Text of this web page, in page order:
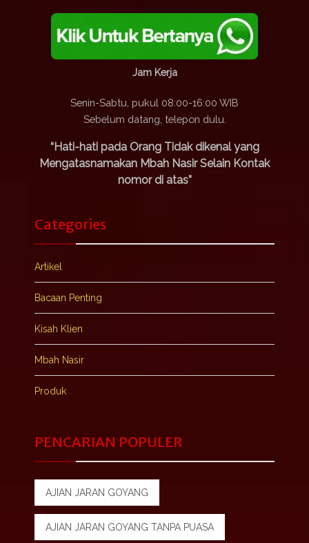
Jam Kerja
Senin-Sabtu, pukul 08:00-16:00 WIB
Sebelum datang, telepon dulu.
“Hati-hati pada Orang Tidak dikenal yang
Mengatasnamakan Mbah Nasir Selain Kontak
nomor di atas”
Categories
Artikel
Bacaan Penting
Kisah Klien
Mbah Nasir
Produk
PENCARIAN POPULER
AJIAN JARAN GOYANG
AJIAN JARAN GOYANG TANPA PUASA